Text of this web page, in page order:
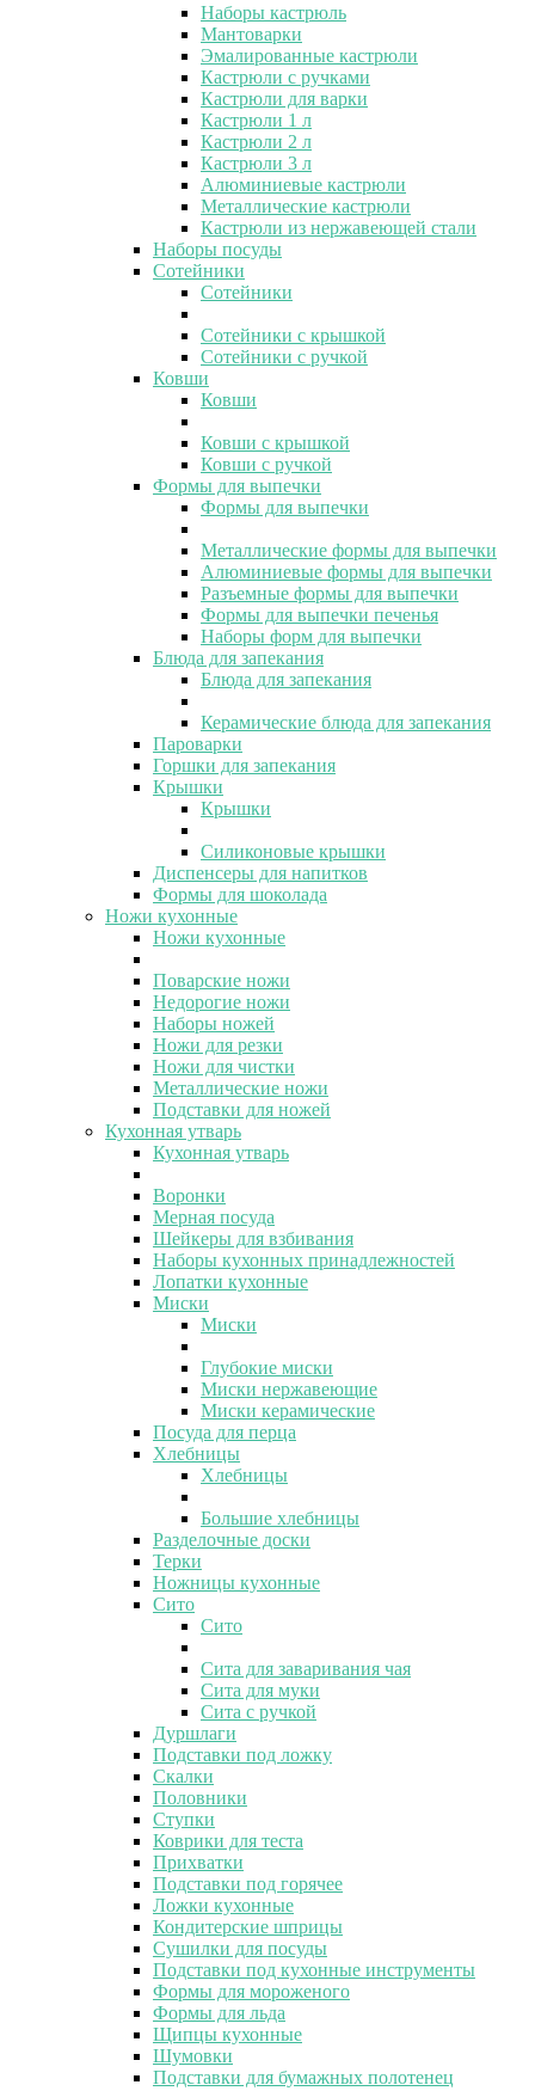
Наборы кастрюль
Мантоварки
Эмалированные кастрюли
Кастрюли с ручками
Кастрюли для варки
Кастрюли 1 л
Кастрюли 2 л
Кастрюли 3 л
Алюминиевые кастрюли
Металлические кастрюли
Кастрюли из нержавеющей стали
Наборы посуды
Сотейники
Сотейники
Сотейники с крышкой
Сотейники с ручкой
Ковши
Ковши
Ковши с крышкой
Ковши с ручкой
Формы для выпечки
Формы для выпечки
Металлические формы для выпечки
Алюминиевые формы для выпечки
Разъемные формы для выпечки
Формы для выпечки печенья
Наборы форм для выпечки
Блюда для запекания
Блюда для запекания
Керамические блюда для запекания
Пароварки
Горшки для запекания
Крышки
Крышки
Силиконовые крышки
Диспенсеры для напитков
Формы для шоколада
Ножи кухонные
Ножи кухонные
Поварские ножи
Недорогие ножи
Наборы ножей
Ножи для резки
Ножи для чистки
Металлические ножи
Подставки для ножей
Кухонная утварь
Кухонная утварь
Воронки
Мерная посуда
Шейкеры для взбивания
Наборы кухонных принадлежностей
Лопатки кухонные
Миски
Миски
Глубокие миски
Миски нержавеющие
Миски керамические
Посуда для перца
Хлебницы
Хлебницы
Большие хлебницы
Разделочные доски
Терки
Ножницы кухонные
Сито
Сито
Сита для заваривания чая
Сита для муки
Сита с ручкой
Дуршлаги
Подставки под ложку
Скалки
Половники
Ступки
Коврики для теста
Прихватки
Подставки под горячее
Ложки кухонные
Кондитерские шприцы
Сушилки для посуды
Подставки под кухонные инструменты
Формы для мороженого
Формы для льда
Щипцы кухонные
Шумовки
Подставки для бумажных полотенец